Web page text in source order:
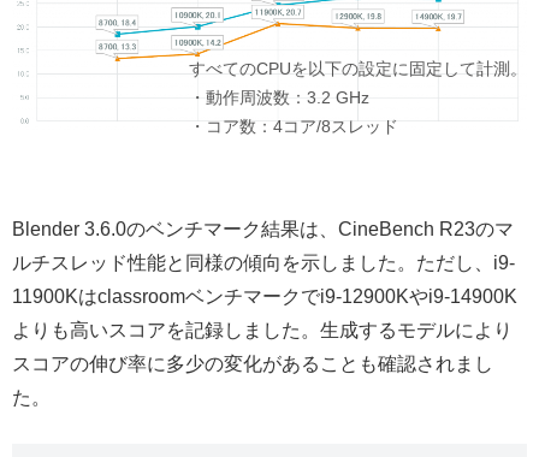
Blender 3.6.0のベンチマーク結果は、CineBench R23のマ
ルチスレッド性能と同様の傾向を示しました。ただし、i9-
11900Kはclassroomベンチマークでi9-12900Kやi9-14900K
よりも高いスコアを記録しました。生成するモデルにより
スコアの伸び率に多少の変化があることも確認されまし
た。